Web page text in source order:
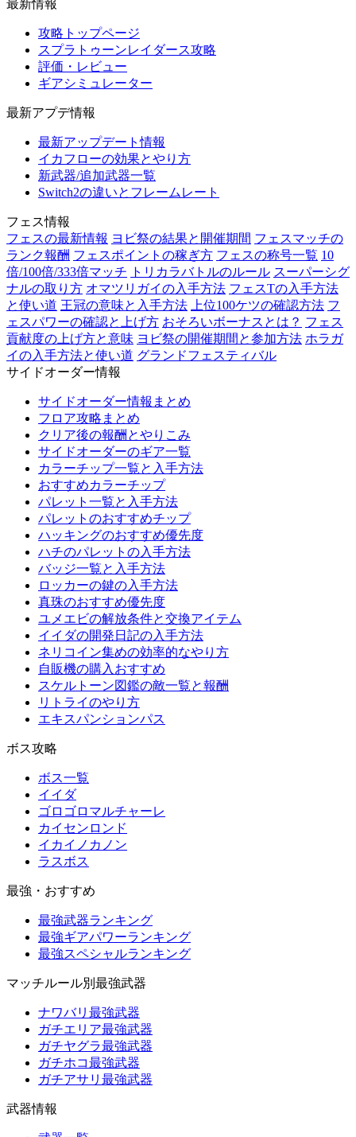
最新情報
攻略トップページ
スプラトゥーンレイダース攻略
評価・レビュー
ギアシミュレーター
最新アプデ情報
最新アップデート情報
イカフローの効果とやり方
新武器/追加武器一覧
Switch2の違いとフレームレート
フェス情報
フェスの最新情報 ヨビ祭の結果と開催期間 フェスマッチの
ランク報酬 フェスポイントの稼ぎ方 フェスの称号一覧 10
倍/100倍/333倍マッチ
トリカラバトルのルール スーパーシグ
ナルの取り方 オマツリガイの入手方法 フェスTの入手方法
と使い道 王冠の意味と入手方法 上位100ケツの確認方法 フ
ェスパワーの確認と上げ方 おそろいボーナスとは？ フェス
貢献度の上げ方と意味 ヨビ祭の開催期間と参加方法 ホラガ
イの入手方法と使い道 グランドフェスティバル
サイドオーダー情報
サイドオーダー情報まとめ
フロア攻略まとめ
クリア後の報酬とやりこみ
サイドオーダーのギア一覧
カラーチップ一覧と入手方法
おすすめカラーチップ
パレット一覧と入手方法
パレットのおすすめチップ
ハッキングのおすすめ優先度
ハチのパレットの入手方法
バッジ一覧と入手方法
ロッカーの鍵の入手方法
真珠のおすすめ優先度
ユメエビの解放条件と交換アイテム
イイダの開発日記の入手方法
ネリコイン集めの効率的なやり方
自販機の購入おすすめ
スケルトーン図鑑の敵一覧と報酬
リトライのやり方
エキスパンションパス
ボス攻略
ボス一覧
イイダ
ゴロゴロマルチャーレ
カイセンロンド
イカイノカノン
ラスボス
最強・おすすめ
最強武器ランキング
最強ギアパワーランキング
最強スペシャルランキング
マッチルール別最強武器
ナワバリ最強武器
ガチエリア最強武器
ガチヤグラ最強武器
ガチホコ最強武器
ガチアサリ最強武器
武器情報